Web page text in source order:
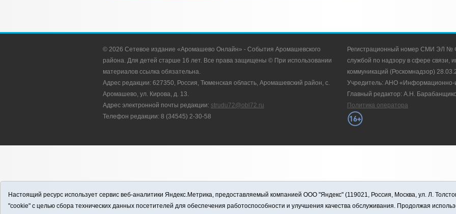
© 2026 Сетевое издание «Аромашево Онлайн» - События Аромашевского
района. Для детей старше 16 лет. Все права защищены © При использовании
материалов ссылка обязательна.
Адрес редакции: 627350, Россия, Тюменская область, Аромашевский район, с.
Аромашево, ул. Кирова, д. 13.
Адрес электронной почты редакции: strudu72@obl72.ru
Телефон редакции: 8 (34545) 2-30-58
Регистрационный номер СМИ ЭЛ №
службой по надзору в сфере связи,
коммуникаций (Роскомнадзор)
Учредитель: АНО «Информационно-
Главный редактор: А.Н.
Политика оператора
Настоящий ресурс использует сервис веб-аналитики Яндекс.Метрика, предоставляемый компанией ООО "Яндекс" (119021, Россия, Москва, ул. Л.
"cookie" с целью сбора технических данных посетителей для обеспечения работоспособности и улучшения качества обслуживания. Продолжая